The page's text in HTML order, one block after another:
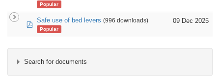
Popular
pdfSafe use of bed levers (996 downloads)
Popular
09 Dec 2025
Search for documents